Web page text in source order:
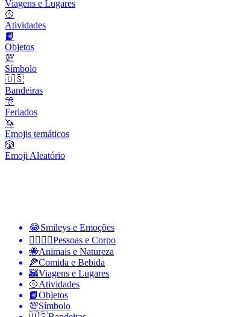
Viagens e Lugares
🥎
Atividades
📙
Objetos
💯
Símbolo
🇺🇸
Bandeiras
🎊
Feriados
🦄
Emojis temáticos
🎲
Emoji Aleatório
😂Smileys e Emoções
👩‍❤️‍💋‍👨Pessoas e Corpo
🐝Animais e Natureza
🍕Comida e Bebida
🌇Viagens e Lugares
🥎Atividades
📙Objetos
💯Símbolo